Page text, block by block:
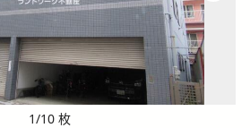
1/10 枚